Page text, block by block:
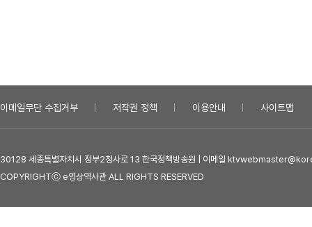
이메일무단 수집거부 저작권 정책 이용안내 사이트맵
30128 세종특별자치시 정부2청사로 13 한국정책방송원 | 이메일
COPYRIGHTⓒ e영상역사관 ALL RIGHTS RESERVED